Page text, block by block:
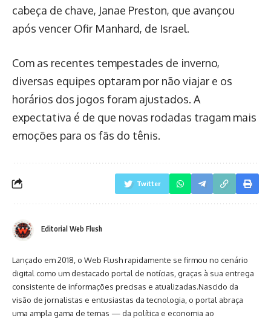
cabeça de chave, Janae Preston, que avançou
após vencer Ofir Manhard, de Israel.
Com as recentes tempestades de inverno,
diversas equipes optaram por não viajar e os
horários dos jogos foram ajustados. A
expectativa é de que novas rodadas tragam mais
emoções para os fãs do tênis.
Twitter
Editorial Web Flush
Lançado em 2018, o Web Flush rapidamente se firmou no cenário
digital como um destacado portal de notícias, graças à sua entrega
consistente de informações precisas e atualizadas.Nascido da
visão de jornalistas e entusiastas da tecnologia, o portal abraça
uma ampla gama de temas — da política e economia ao